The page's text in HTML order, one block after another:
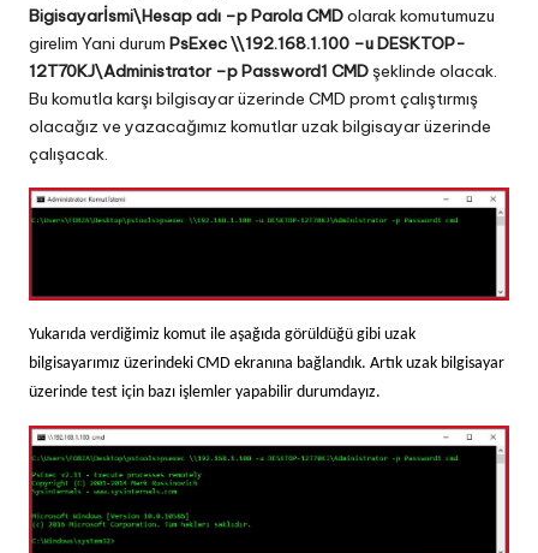
Bigisayarİsmi\Hesap adı –p Parola CMDolarak komutumuzu
girelim Yani durum PsExec\\192.168.1.100 –u DESKTOP-
12T70KJ\Administrator –p Password1 CMD şeklinde olacak.
Bu komutla karşı bilgisayar üzerinde CMD promt çalıştırmış
olacağız ve yazacağımız komutlar uzak bilgisayar üzerinde
çalışacak.
Yukarıda verdiğimiz komut ile aşağıda görüldüğü gibi uzak
bilgisayarımız üzerindeki CMD ekranına bağlandık. Artık uzak bilgisayar
üzerinde test için bazı işlemler yapabilir durumdayız.